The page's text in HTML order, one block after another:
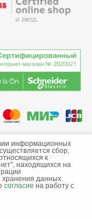
и не является
информационных
сбор,
к
находящихся на
хранения данных.
согласие на работу с